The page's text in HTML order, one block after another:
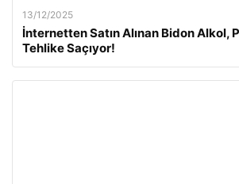
13/12/2025
İnternetten Satın Alınan Bidon Alkol,
Tehlike Saçıyor!